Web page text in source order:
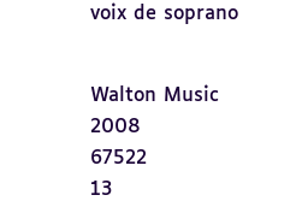
voix de soprano
Walton Music
2008
67522
13